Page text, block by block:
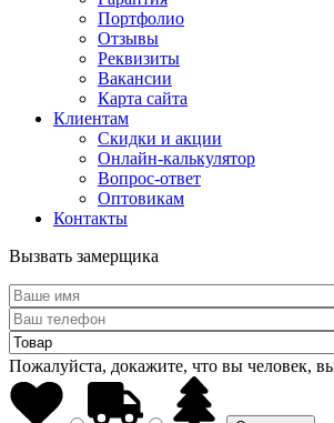
Портфолио
Отзывы
Реквизиты
Вакансии
Карта сайта
Клиентам
Скидки и акции
Онлайн-калькулятор
Вопрос-ответ
Оптовикам
Контакты
Вызвать замерщика
Пожалуйста, докажите, что вы человек,